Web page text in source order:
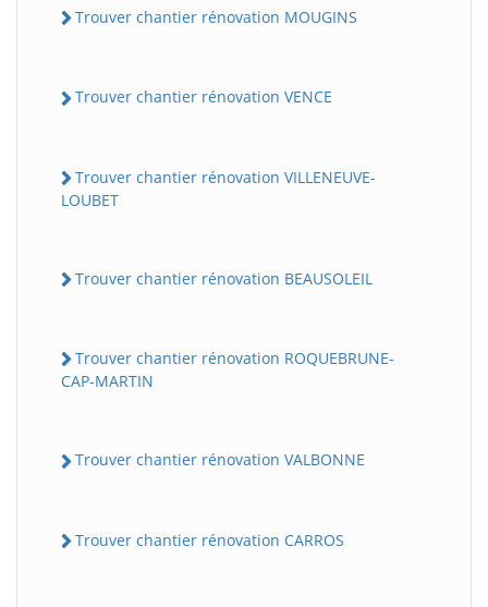
Trouver chantier rénovation MOUGINS
Trouver chantier rénovation VENCE
Trouver chantier rénovation VILLENEUVE-
LOUBET
Trouver chantier rénovation BEAUSOLEIL
Trouver chantier rénovation ROQUEBRUNE-
CAP-MARTIN
Trouver chantier rénovation VALBONNE
Trouver chantier rénovation CARROS